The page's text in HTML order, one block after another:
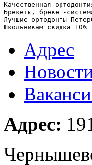
Качественная
Брекеты, брекет-
Лучшие ортодонты
Школьникам скидка 10%
Адрес
Адрес: